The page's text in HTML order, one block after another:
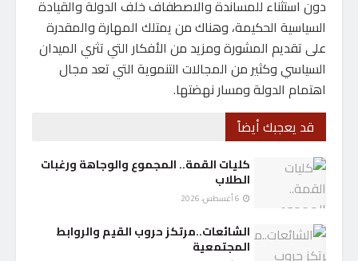
دون استثناء للمساندة والاصطفاف خلف الدولة والقيادة
السياسية الحكيمة، وهناك من يمتلك المهارة والمقدرة
على تقديم المشورة ومزيد من الأفكار التي تثري الميدان
السياسي وكثير من المجالات التنموية التي تعد مجال
اهتمام الدولة ومسار نهضتها.
قد يعجبك أيضاً
كليات القمة.. المجموع والوجاهة ورغبات
الطلاب
الشائعات..مرتكز حروب القيم والروابط
المجتمعية